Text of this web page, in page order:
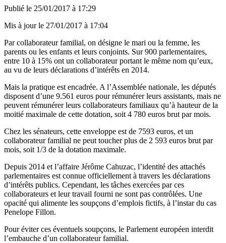
Publié le 25/01/2017 à 17:29
Mis à jour le 27/01/2017 à 17:04
Par collaborateur familial, on désigne le mari ou la femme, les
parents ou les enfants et leurs conjoints. Sur 900 parlementaires,
entre 10 à 15% ont un collaborateur portant le même nom qu’eux,
au vu de leurs déclarations d’intérêts en 2014.
Mais la pratique est encadrée. A l’Assemblée nationale, les députés
disposent d’une 9.561 euros pour rémunérer leurs assistants, mais ne
peuvent rémunérer leurs collaborateurs familiaux qu’à hauteur de la
moitié maximale de cette dotation, soit 4 780 euros brut par mois.
Chez les sénateurs, cette enveloppe est de 7593 euros, et un
collaborateur familial ne peut toucher plus de 2 593 euros brut par
mois, soit 1/3 de la dotation maximale.
Depuis 2014 et l’affaire Jérôme Cahuzac, l’identité des attachés
parlementaires est connue officiellement à travers les déclarations
d’intérêts publics. Cependant, les tâches exercées par ces
collaborateurs et leur travail fourni ne sont pas contrôlées. Une
opacité qui alimente les soupçons d’emplois fictifs, à l’instar du cas
Penelope Fillon.
Pour éviter ces éventuels soupçons, le Parlement européen interdit
l’embauche d’un collaborateur familial.